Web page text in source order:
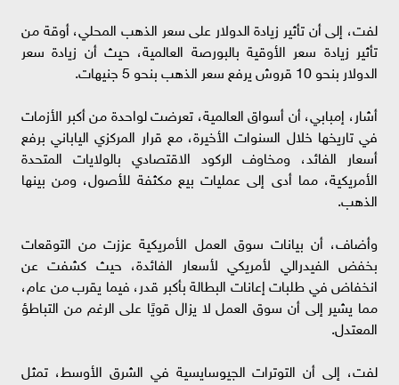
لفت، إلى أن تأثير زيادة الدولار على سعر الذهب المحلي، أوقة من
تأثير زيادة سعر الأوقية بالبورصة العالمية، حيث أن زيادة سعر
الدولار بنحو 10 قروش يرفع سعر الذهب بنحو 5 جنيهات.
أشار، إمبابي، أن أسواق العالمية، تعرضت لواحدة من أكبر الأزمات
في تاريخها خلال السنوات الأخيرة، مع قرار المركزي الياباني برفع
أسعار الفائد، ومخاوف الركود الاقتصادي بالولايات المتحدة
الأمريكية، مما أدى إلى عمليات بيع مكثفة للأصول، ومن بينها
الذهب.
وأضاف، أن بيانات سوق العمل الأمريكية عززت من التوقعات
بخفض الفيدرالي لأمريكي لأسعار الفائدة، حيث كشفت عن
انخفاض في طلبات إعانات البطالة بأكبر قدر، فيما يقرب من عام،
مما يشير إلى أن سوق العمل لا يزال قويًا على الرغم من التباطؤ
المعتدل.
لفت، إلى أن التوترات الجيوسايسية في الشرق الأوسط، تمثل